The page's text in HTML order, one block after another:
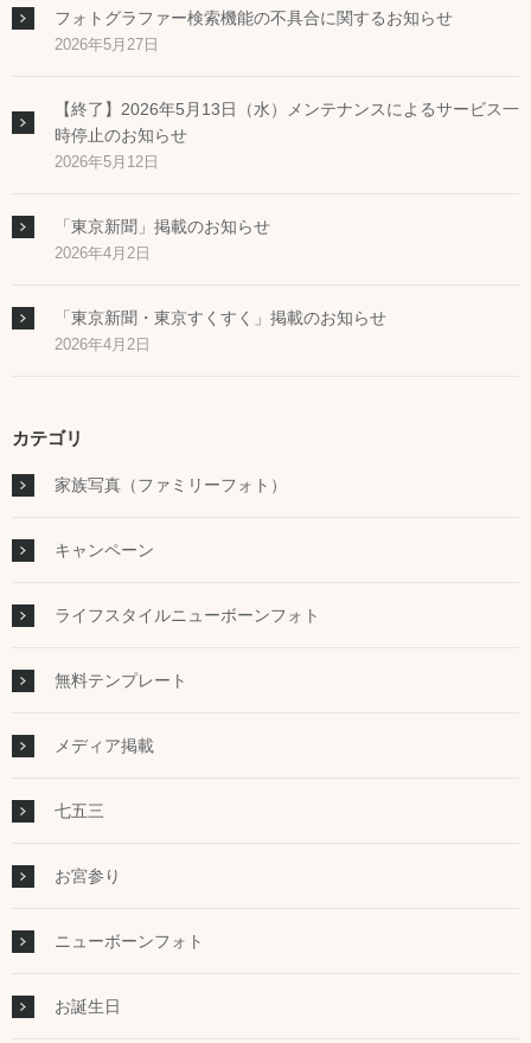
フォトグラファー検索機能の不具合に関するお知らせ
2026年5月27日
【終了】2026年5月13日（水）メンテナンスによるサービス一
時停止のお知らせ
2026年5月12日
「東京新聞」掲載のお知らせ
2026年4月2日
「東京新聞・東京すくすく」掲載のお知らせ
2026年4月2日
カテゴリ
家族写真（ファミリーフォト）
キャンペーン
ライフスタイルニューボーンフォト
無料テンプレート
メディア掲載
七五三
お宮参り
ニューボーンフォト
お誕生日